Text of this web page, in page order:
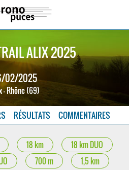
ALIX 2025
02/2025
- Rhône (69)
RÉSULTATS COMMENTAIRES
18 km
18 km DUO
700 m 1,5 km